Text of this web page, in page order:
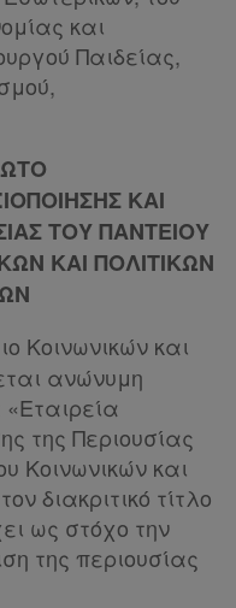
και
Παιδείας,
ΚΑΙ
ΤΟΥ ΠΑΝΤΕΙΟΥ
ΚΑΙ ΠΟΛΙΤΙΚΩΝ
Κοινωνικών και
ανώνυμη
της Περιουσίας
Κοινωνικών και
διακριτικό τίτλο
ως στόχο την
της περιουσίας